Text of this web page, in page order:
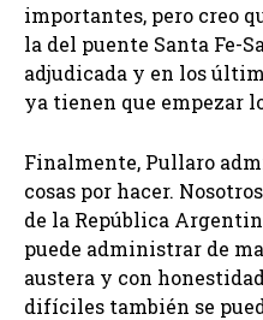
importantes, pero creo
la del puente Santa Fe-
adjudicada y en los
ya tienen que empezar
Finalmente, Pullaro
cosas por hacer.
de la República
puede administrar de
austera y con
difíciles también se